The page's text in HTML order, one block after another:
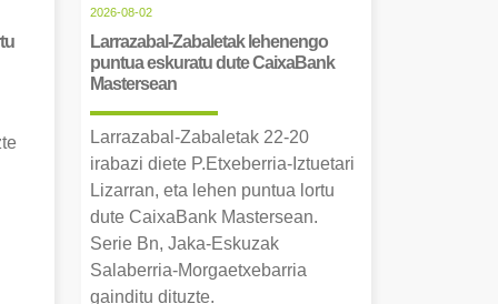
2026-08-02
Larrazabal-Zabaletak lehenengo
puntua eskuratu dute CaixaBank
Mastersean
Larrazabal-Zabaletak 22-20
irabazi diete P.Etxeberria-Iztuetari
Lizarran, eta lehen puntua lortu
dute CaixaBank Mastersean.
Serie Bn, Jaka-Eskuzak
Salaberria-Morgaetxebarria
gainditu dituzte.